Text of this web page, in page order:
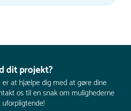
dit projekt?
at hjælpe dig med at gøre dine
os til en snak om mulighederne